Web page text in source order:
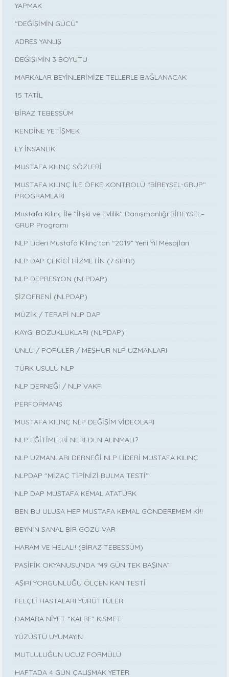
YAPMAK
“DEĞİŞİMİN GÜCÜ”
ADRES YANLIŞ
DEĞİŞİMİN 3 BOYUTU
MARKALAR BEYİNLERİMİZE TELLERLE BAĞLANACAK
15 TATİL
BİRAZ TEBESSÜM
KENDİNE YETİŞMEK
EY İNSANLIK
MUSTAFA KILINÇ SÖZLERİ
MUSTAFA KILINÇ İLE ÖFKE KONTROLÜ ‘’BİREYSEL-GRUP’’
PROGRAMLARI
Mustafa Kılınç İle ''İlişki ve Evlilik'' Danışmanlığı BİREYSEL–
GRUP Programı
NLP Lideri Mustafa Kılınç’tan “2019” Yeni Yıl Mesajları
NLP DAP ÇEKİCİ HİZMETİN (7 SIRRI)
NLP DEPRESYON (NLPDAP)
ŞİZOFRENİ (NLPDAP)
MÜZİK / TERAPİ NLP DAP
KAYGI BOZUKLUKLARI (NLPDAP)
ÜNLÜ / POPÜLER / MEŞHUR NLP UZMANLARI
TÜRK USULÜ NLP
NLP DERNEĞİ / NLP VAKFI
PERFORMANS
MUSTAFA KILINÇ NLP DEĞİŞİM VİDEOLARI
NLP EĞİTİMLERİ NEREDEN ALINMALI?
NLP UZMANLARI DERNEĞİ NLP LİDERİ MUSTAFA KILINÇ
NLPDAP ''MİZAÇ TİPİNİZİ BULMA TESTİ''
NLP DAP MUSTAFA KEMAL ATATÜRK
BEN BU ULUSA HEP MUSTAFA KEMAL GÖNDEREMEM Kİ!!
BEYNİN SANAL BİR GÖZÜ VAR
HARAM VE HELAL!! (BİRAZ TEBESSÜM)
PASİFİK OKYANUSUNDA “49 GÜN TEK BAŞINA”
AŞIRI YORGUNLUĞU ÖLÇEN KAN TESTİ
FELÇLİ HASTALARI YÜRÜTTÜLER
DAMARA NİYET “KALBE” KISMET
YÜZÜSTÜ UYUMAYIN
MUTLULUĞUN UCUZ FORMÜLÜ
HAFTADA 4 GÜN ÇALIŞMAK YETER